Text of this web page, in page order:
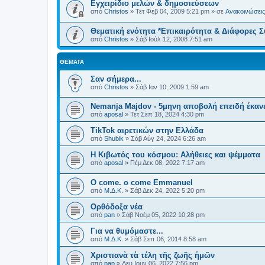
Εγχειρίδιο μελών & δημοσιεύσεων
από Christos » Τετ Φεβ 04, 2009 5:21 pm » σε
Θεματική ενότητα *Επικαιρότητα & Διάφορες
από Christos » Σάβ Ιούλ 12, 2008 7:51 am
ΘΈΜΑΤΑ
Σαν σήμερα...
από Christos » Σάβ Ιαν 10, 2009 1:59 am
Nemanja Majdov - 5μηνη αποβολή επειδή
από aposal » Τετ Σεπ 18, 2024 4:30 pm
TikTok αιρετικών στην Ελλάδα
από Shubik » Σάβ Αύγ 24, 2024 6:26 am
Η Κιβωτός του κόσμου: Αλήθειες και ψέμματα
από aposal » Πέμ Δεκ 08, 2022 7:17 am
O come. o come Emmanuel
από Μ.Δ.Κ. » Σάβ Δεκ 24, 2022 5:20 pm
Ορθόδοξα νέα
από pan » Σάβ Νοέμ 05, 2022 10:28 pm
Για να θυμόμαστε...
από Μ.Δ.Κ. » Σάβ Σεπ 06, 2014 8:58 am
Χριστιανὰ τὰ τέλη τῆς ζωῆς ἡμῶν
από pan » Δευ Ιουν 06, 2022 7:56 pm